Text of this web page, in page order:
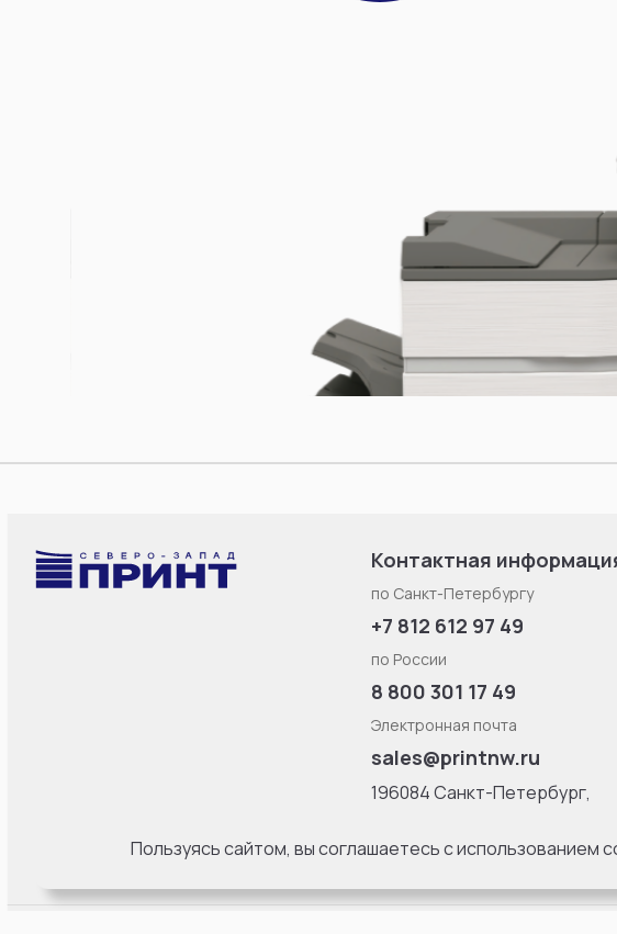
Контактная
по Санкт-Петербургу
+7 812 612 97 49
по России
8 800 301 17 49
Электронная почта
sales@printnw.ru
196084 Санкт-Петербург,
литерa Б, офис 8 с 10:00 до
Пользуясь сайтом, вы соглашаетесь с использованием